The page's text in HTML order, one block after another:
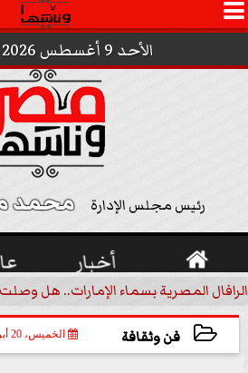
 
الأحد 9 أغسطس 2026
رئيس مجلس الإدارة محمد
 أخبار
الرافال المصرية بسماء الإمارات.. هل
فن وثقافة الخميس، 20 أبريل 2023